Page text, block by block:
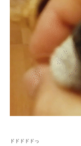
ドドドドドっ